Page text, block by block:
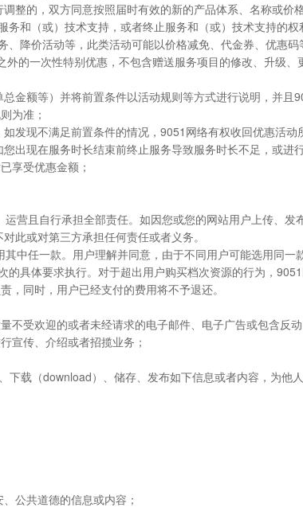
整的，双方同意按照届时有效的新的产品体系、名称或价格
和（或）技术支持，或者终止服务和（或）技术支持的权
降价活动等，此类活动可能以价格减免、代金券、优惠码
的一次性特别优惠，不包含赠送服务项目的修改、升级
金额等）并将前置条件以活动规则等方式进行说明，并
为准；
发现不满足前置条件的情况，9051网络有权收回优惠活
出现在服务时长结束前终止服务导致服务时长不足，或
享受优惠金额；
营且自行承担全部责任。如因您或您的网站用户上传、
此或对第三方承担任何责任或者义务。
中任一款。用户理解并同意，由于不同用户可能选用同一
具体要求执行。对于超出用户购买档次资源的行为，
，同时，用户已经支付的费用将不予退还。
不受欢迎的或者未经请求的电子邮件、电子广告或包含反
宣传、介绍或者招揽业务；
载（download）、储存、发布如下信息或者内容，为他
公共道德的信息或内容；